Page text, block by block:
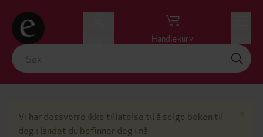
Handlekurv
Vi har dessverre ikke tillatelse til å selge boken til
deg i landet du befinner deg i nå.